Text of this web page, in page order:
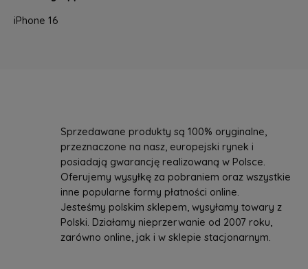
iPhone 16
Sprzedawane produkty są 100% oryginalne,
przeznaczone na nasz, europejski rynek i
posiadają gwarancję realizowaną w Polsce.
Oferujemy wysyłkę za pobraniem oraz wszystkie
inne popularne formy płatności online.
Jesteśmy polskim sklepem, wysyłamy towary z
Polski. Działamy nieprzerwanie od 2007 roku,
zarówno online, jak i w sklepie stacjonarnym.